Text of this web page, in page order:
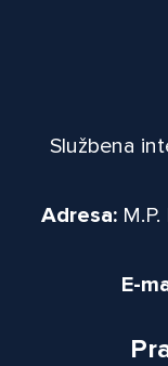
Službena
Adresa:M.P.
E-